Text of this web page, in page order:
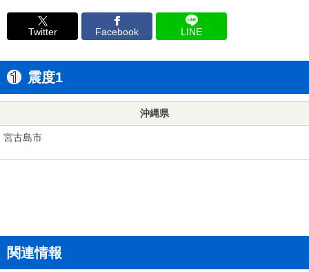
Twitter Facebook LINE
震度1
沖縄県
宮古島市
関連情報